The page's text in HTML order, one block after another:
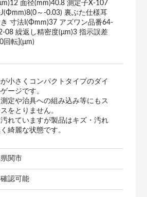
面径(mm)40.8 測定子X-107
～-0.03) 裏ぶた仕様耳
寸法I(Φmm)37 アズワン品番64-
08 繰返し精密度(μm)3 指示誤差
回転](μm)
小さくコンパクトタイプのダイ
ージです。
定や治具への組み込み等にもス
をとりません。
れていますが製品はキズ・汚れ
綺麗な状態です。
関市
認可能